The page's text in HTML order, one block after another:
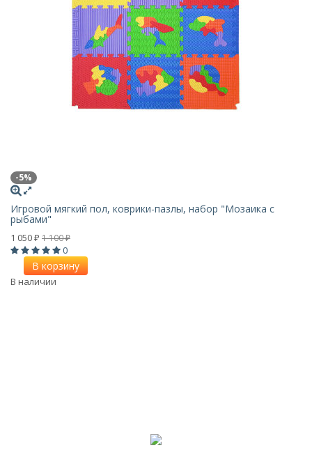
-5%
Игровой мягкий пол, коврики-пазлы, набор "Мозаика с
рыбами"
1 050 ₽ 1 100₽
0
В корзину
В наличии